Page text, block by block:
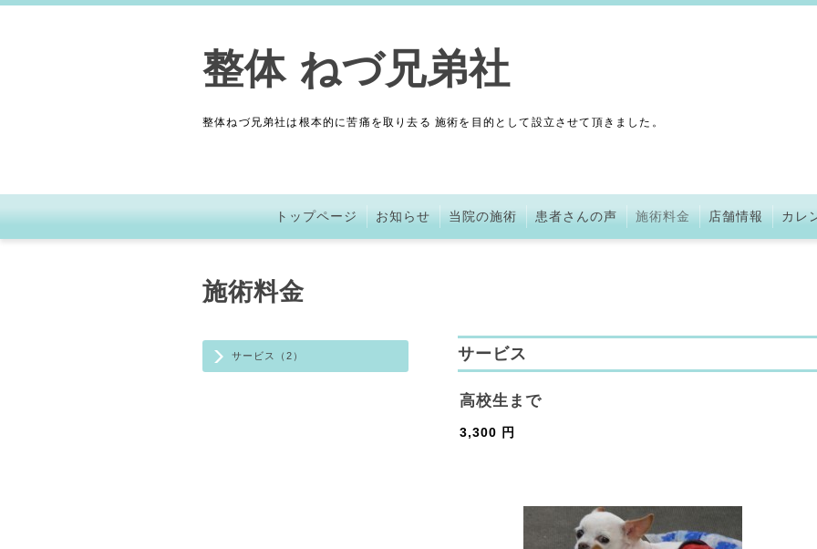
整体 ねづ兄弟社
整体ねづ兄弟社は根本的に苦痛を取り去る 施術を目的として設立させて頂きました。
トップページ お知らせ 当院の施術 患者さんの声 施術料金 店舗情報 カレ
サービス（2）
施術料金
サービス
高校生まで
3,300 円